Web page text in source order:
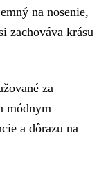
na nosenie,
zachováva krásu
za
módnym
a dôrazu na